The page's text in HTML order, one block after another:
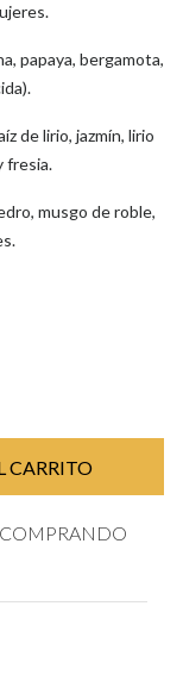
papaya, bergamota,
de lirio, jazmín, lirio
fresia.
musgo de roble,